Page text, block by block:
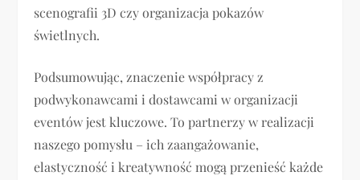
scenografii 3D czy organizacja pokazów
świetlnych.
Podsumowując, znaczenie współpracy z
podwykonawcami i dostawcami w organizacji
eventów jest kluczowe. To partnerzy w realizacji
naszego pomysłu – ich zaangażowanie,
elastyczność i kreatywność mogą przenieść każde